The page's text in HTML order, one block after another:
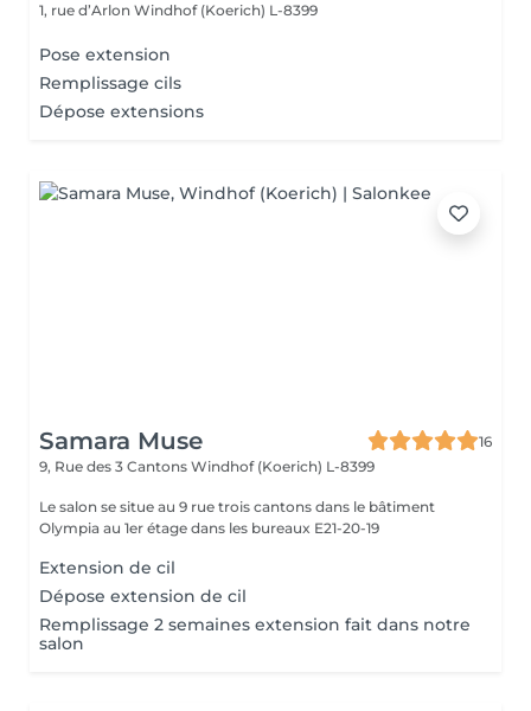
1, rue d’Arlon Windhof (Koerich) L-8399
Pose extension
Remplissage cils
Dépose extensions
Samara Muse
16
9, Rue des 3 Cantons Windhof (Koerich) L-8399
Le salon se situe au 9 rue trois cantons dans le bâtiment
Olympia au 1er étage dans les bureaux E21-20-19
Extension de cil
Dépose extension de cil
Remplissage 2 semaines extension fait dans notre
salon